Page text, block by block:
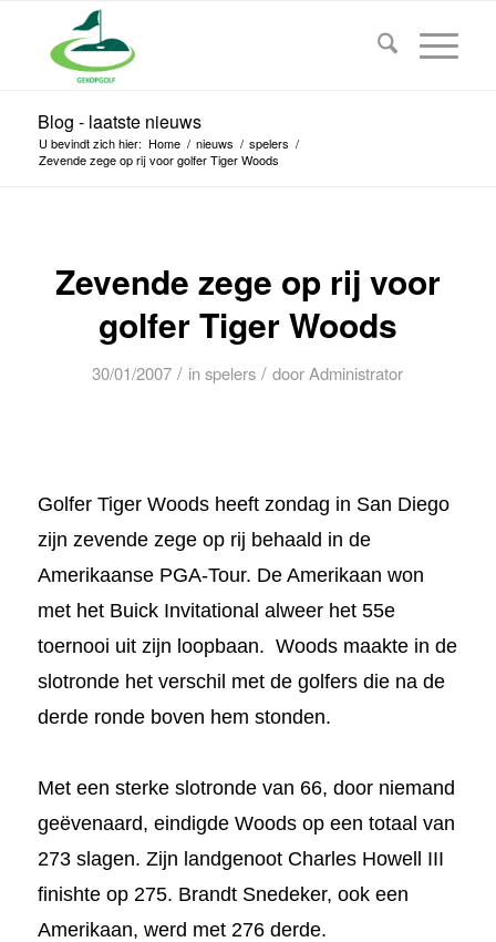
Blog - laatste nieuws
U bevindt zich hier: Home / nieuws / spelers /
Zevende zege op rij voor golfer Tiger Woods
Zevende zege op rij voor
golfer Tiger Woods
30/01/2007 / inspelers / door Administrator
Golfer Tiger Woods heeft zondag in San Diego
zijn zevende zege op rij behaald in de
Amerikaanse PGA-Tour. De Amerikaan won
met het Buick Invitational alweer het 55e
toernooi uit zijn loopbaan. Woods maakte in de
slotronde het verschil met de golfers die na de
derde ronde boven hem stonden.
Met een sterke slotronde van 66, door niemand
geëvenaard, eindigde Woods op een totaal van
273 slagen. Zijn landgenoot Charles Howell III
finishte op 275. Brandt Snedeker, ook een
Amerikaan, werd met 276 derde.